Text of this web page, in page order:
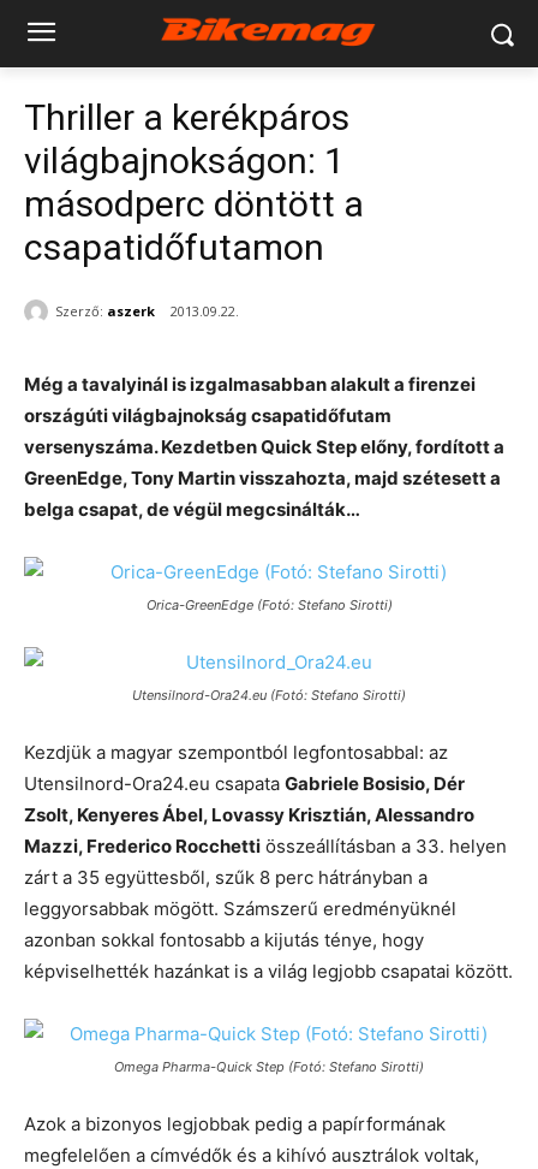
Thriller a kerékpáros
világbajnokságon: 1
másodperc döntött a
csapatidőfutamon
Szerző: aszerk 2013.09.22.
Még a tavalyinál is izgalmasabban alakult a firenzei
országúti világbajnokság csapatidőfutam
versenyszáma. Kezdetben Quick Step előny, fordított a
GreenEdge, Tony Martin visszahozta, majd szétesett a
belga csapat, de végül megcsinálták…
Orica-GreenEdge (Fotó: Stefano Sirotti)
Utensilnord-Ora24.eu (Fotó: Stefano Sirotti)
Kezdjük a magyar szempontból legfontosabbal: az
Utensilnord-Ora24.eu csapata Gabriele Bosisio, Dér
Zsolt, Kenyeres Ábel, Lovassy Krisztián, Alessandro
Mazzi, Frederico Rocchetti összeállításban a 33. helyen
zárt a 35 együttesből, szűk 8 perc hátrányban a
leggyorsabbak mögött. Számszerű eredményüknél
azonban sokkal fontosabb a kijutás ténye, hogy
képviselhették hazánkat is a világ legjobb csapatai között.
Omega Pharma-Quick Step (Fotó: Stefano Sirotti)
Azok a bizonyos legjobbak pedig a papírformának
megfelelően a címvédők és a kihívó ausztrálok voltak,